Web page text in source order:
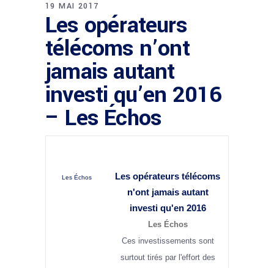
19 MAI 2017
Les opérateurs
télécoms n’ont
jamais autant
investi qu’en 2016
– Les Échos
Les Échos
Les opérateurs télécoms
n'ont jamais autant
investi qu'en 2016
Les Échos
Ces investissements sont
surtout tirés par l'effort des